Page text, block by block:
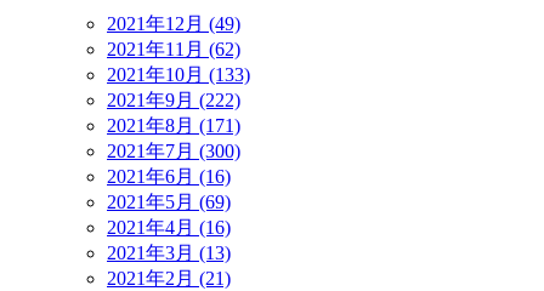
2021年12月 (49)
2021年11月 (62)
2021年10月 (133)
2021年9月 (222)
2021年8月 (171)
2021年7月 (300)
2021年6月 (16)
2021年5月 (69)
2021年4月 (16)
2021年3月 (13)
2021年2月 (21)